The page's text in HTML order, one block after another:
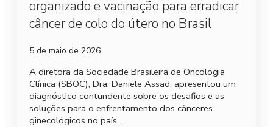
organizado e vacinação para erradicar
câncer de colo do útero no Brasil
5 de maio de 2026
A diretora da Sociedade Brasileira de Oncologia
Clínica (SBOC), Dra. Daniele Assad, apresentou um
diagnóstico contundente sobre os desafios e as
soluções para o enfrentamento dos cânceres
ginecológicos no país…